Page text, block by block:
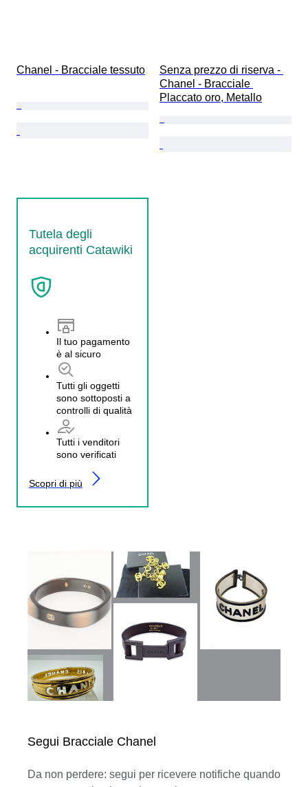
Chanel - Bracciale tessuto
Senza prezzo di riserva -
Chanel - Bracciale
Placcato oro, Metallo
Tutela degli
acquirenti Catawiki
Il tuo pagamento
è al sicuro
Tutti gli oggetti
sono sottoposti a
controlli di qualità
Tutti i venditori
sono verificati
Scopri di più
Segui Bracciale Chanel
Da non perdere: segui per ricevere notifiche quando